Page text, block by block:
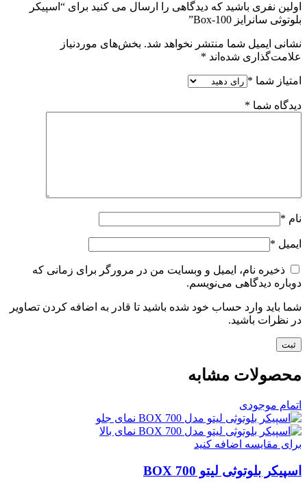
اولین نفری باشید که دیدگاهی را ارسال می کنید برای “اسپیکر
بلوتوثی سانرایز Box-100”
نشانی ایمیل شما منتشر نخواهد شد. بخش‌های موردنیاز
علامت‌گذاری شده‌اند *
امتیاز شما *
دیدگاه شما *
نام *
ایمیل *
ذخیره نام، ایمیل و وبسایت من در مرورگر برای زمانی که
دوباره دیدگاهی می‌نویسم.
شما باید وارد حساب خود شده باشید تا قادر به اضافه کردن تصاویر
در نظرات باشید.
محصولات مشابه
اتمام موجودی
برای مقایسه اضافه کنید
اسپیکر بلوتوثی لیتو 700 BOX